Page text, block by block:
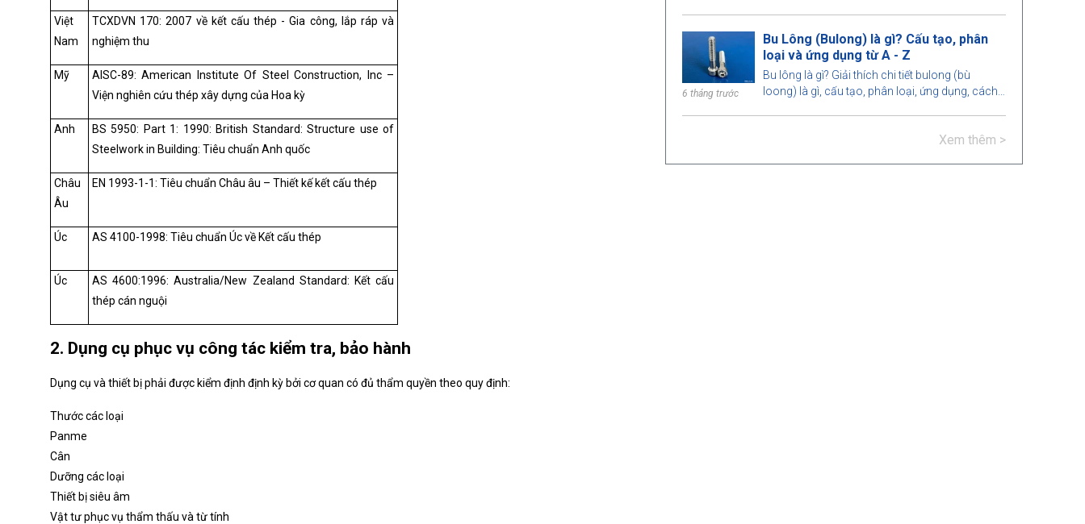
Việt
Nam
TCXDVN 170: 2007 về kết cấu thép - Gia công, lắp ráp và
nghiệm thu
Mỹ
AISC-89: American Institute Of Steel Construction, Inc –
Viện nghiên cứu thép xây dựng của Hoa kỳ
Anh
BS 5950: Part 1: 1990: British Standard: Structure use of
Steelwork in Building: Tiêu chuẩn Anh quốc
Châu
Âu
EN 1993-1-1: Tiêu chuẩn Châu âu – Thiết kế kết cấu thép
Úc AS 4100-1998: Tiêu chuẩn Úc về Kết cấu thép
Úc
AS 4600:1996: Australia/New Zealand Standard: Kết cấu
thép cán nguội
2. Dụng cụ phục vụ công tác kiểm tra, bảo hành
Dụng cụ và thiết bị phải được kiểm định định kỳ bởi cơ quan có đủ thẩm quyền theo quy định:
Thước các loại
Panme
Cân
Dưỡng các loại
Thiết bị siêu âm
Vật tư phục vụ thẩm thấu và từ tính
6 tháng trước
Bu Lông (Bulong) là gì? Cấu tạo, phân
loại và ứng dụng từ A - Z
Bu lông là gì? Giải thích chi tiết bulong (bù
loong) là gì, cấu tạo, phân loại, ứng dụng, cách
Xem thêm >